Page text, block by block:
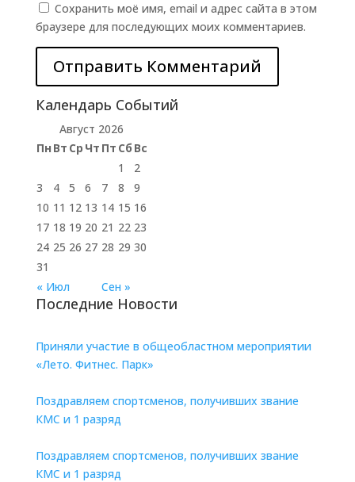
Сохранить моё имя, email и адрес сайта в этом
браузере для последующих моих комментариев.
Календарь Событий
Август 2026
Пн Вт Ср Чт Пт Сб Вс
« Июл Сен »
1
2
3
4 5 6 7 8
9
10 11 12 13 14 15 16
17 18 19 20 21 22 23
24 25 26 27 28 29 30
31
Последние Новости
Приняли участие в общеобластном мероприятии
«Лето. Фитнес. Парк»
Поздравляем спортсменов, получивших звание
КМС и 1 разряд
Поздравляем спортсменов, получивших звание
КМС и 1 разряд